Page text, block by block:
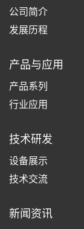
公司简介
发展历程
产品与应用
产品系列
行业应用
技术研发
设备展示
技术交流
新闻资讯